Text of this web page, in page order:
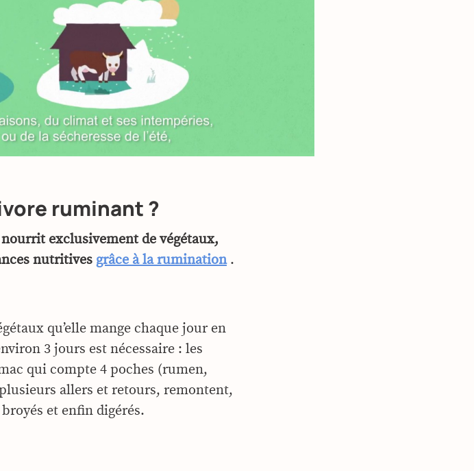
ruminant ?
nourrit exclusivement de végétaux,
nutritives grâce à la rumination.
qu’elle mange chaque jour en
3 jours est nécessaire : les
qui compte 4 poches (rumen,
allers et retours, remontent,
et enfin digérés.